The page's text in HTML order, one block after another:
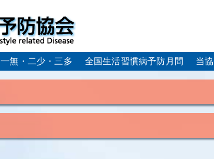
一無・二少・三多 全国生活習慣病予防月間 当
高尿酸血症／